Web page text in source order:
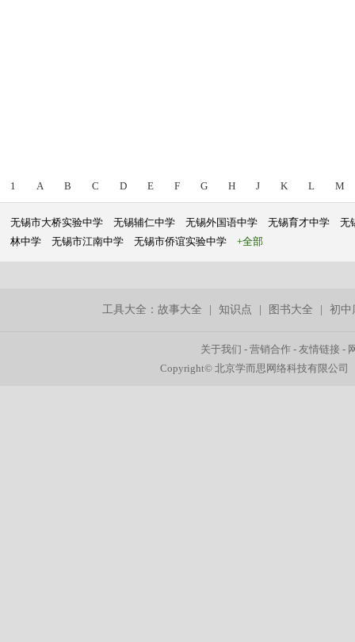
1 A B C D E F G H J K L M
无锡市大桥实验中学 无锡辅仁中学 无锡外国语中学 无锡育才中学
无
林中学
无锡市江南中学 无锡市侨谊实验中学 +全部
工具大全：故事大全 |知识点 图书大全 |初中
关于我们 -营销合作 -友情链接 -
Copyright© 北京学而思网络科技有限公司